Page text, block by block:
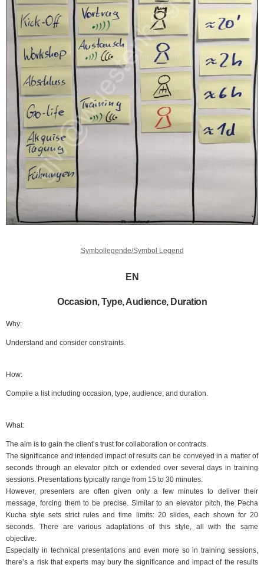
Symbollegende/Symbol Legend
EN
Occasion, Type, Audience, Duration
Why:
Understand and consider constraints.
How:
Compile a list including occasion, type, audience, and duration.
What:
The aim is to gain the client’s trust for collaboration or contracts.
The significance and intended impact of results can be conveyed in a matter of
seconds through an elevator pitch or extended over several days in training
sessions. Presentations typically range from 15 to 30 minutes.
However, presenters are often given only a few minutes to deliver their
message, forcing them to be precise. Similar to an elevator pitch, the Pecha
Kucha style sets strict rules and time limits: 20 slides, each shown for 20
seconds. There are various adaptations of this style, all with the same
objective.
Especially in technical presentations and even more so in training sessions,
there’s a risk that experts may bury the significance and impact of the results